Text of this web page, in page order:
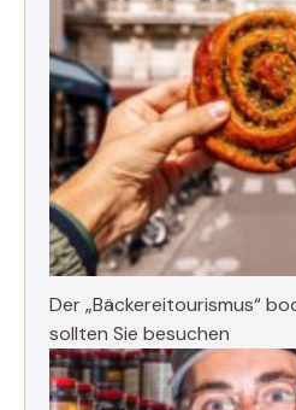
Der „Bäckereitourismus“
sollten Sie besuchen